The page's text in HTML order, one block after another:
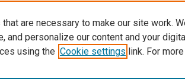
are necessary to make our site work.
and personalize our content and your
using the Cookie settings link. For